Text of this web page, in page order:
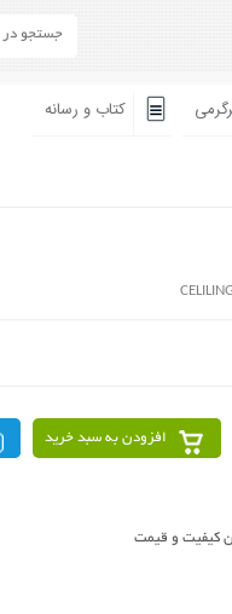
کتاب و رسانه
افزودن به سبد خرید
کیفیت و قیمت